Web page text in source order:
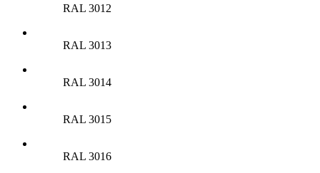
RAL 3012
RAL 3013
RAL 3014
RAL 3015
RAL 3016